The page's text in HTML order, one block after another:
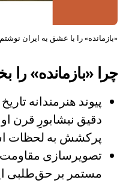
«بازمانده» را با عشق به ایران
چرا «بازمانده» را
پیوند هنرمندانه
دقیق نیشابورِ قرن
پرکشش به لحظات
تصویر‌سازی
مستمر بر حق‌طلبی